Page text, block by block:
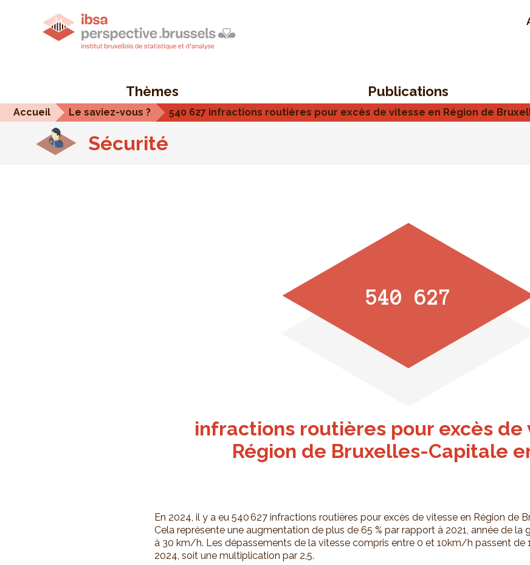
Thèmes Publications
Accueil Le saviez-vous ? 540 627 infractions routières pour excès de vitesse en Région de
Sécurité
540 627
infractions routières pour excès de
Région de Bruxelles-Capitale
En 2024, il y a eu 540 627 infractions routières pour excès de vitesse en Région de
Cela représente une augmentation de plus de 65 % par rapport à 2021, année de la
à 30 km/h. Les dépassements de la vitesse compris entre 0 et 10km/h passent de
2024, soit une multiplication par 2,5.